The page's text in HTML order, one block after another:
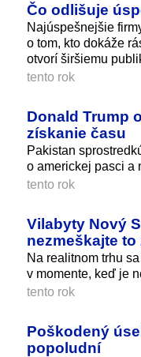
Čo odlišuje
Najúspešnejšie
o tom, kto dokáže
otvorí širšiemu
tento rok
Donald Trump
získanie času
Pakistan
o americkej pasci a
tento rok
Vilabyty Nový
nezmeškajte to
Na realitnom trhu
v momente, keď je
tento rok
Poškodený
popoludní